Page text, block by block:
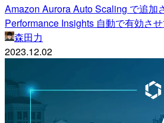
Amazon Aurora Auto Scaling で追加
Performance Insights 自動で有効さ
森田力
2023.12.02